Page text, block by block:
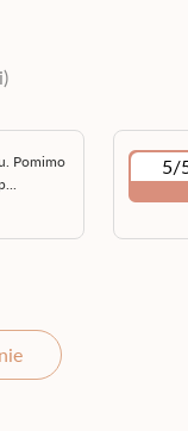
Pomimo
5/